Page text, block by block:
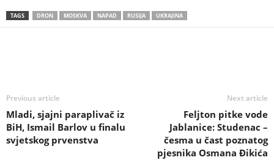
TAGS DRON MOSKVA NAPAD RUSIJA UKRAJINA
Previous article
Mladi, sjajni paraplivač iz
BiH, Ismail Barlov u finalu
svjetskog prvenstva
Next article
Feljton pitke vode
Jablanice: Studenac –
česma u čast poznatog
pjesnika Osmana Đikića